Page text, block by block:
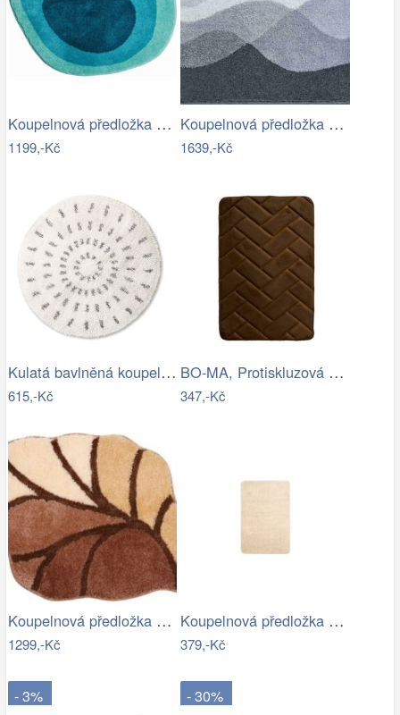
Koupelnová předložka LAKE
1199,-Kč
Koupelnová předložka HILLS
1639,-Kč
Kulatá bavlněná koupelnová předložka…
615,-Kč
BO-MA, Protiskluzová koupelnová…
347,-Kč
Koupelnová předložka AOSTA
1299,-Kč
Koupelnová předložka Optima 60x90 cm…
379,-Kč
- 3% - 30%